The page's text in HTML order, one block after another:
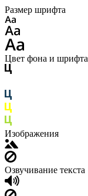
Размер шрифта
Цвет фона и шрифта
Изображения
Озвучивание текста